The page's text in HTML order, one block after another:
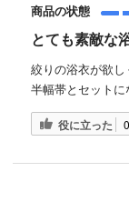
商品の状態
とても素敵な
絞りの浴衣が欲し
半幅帯とセット
役に立った 0